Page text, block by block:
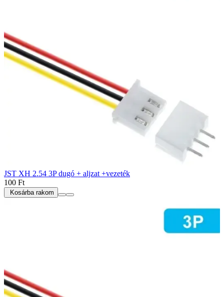
JST XH 2.54 3P dugó + aljzat +vezeték
100 Ft
Kosárba rakom